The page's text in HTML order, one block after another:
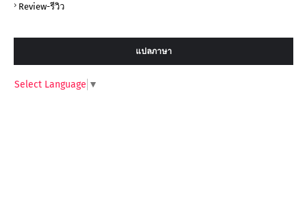
Review-รีวิว
แปลภาษา
Select Language ▼